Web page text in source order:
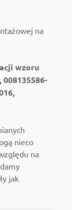
na
wzoru
nieco
na
jak